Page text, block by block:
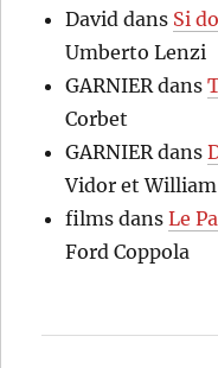
David dans Si
Umberto Lenzi
GARNIERdans
Corbet
GARNIERdans
Vidor et
films dansLe
Ford Coppola